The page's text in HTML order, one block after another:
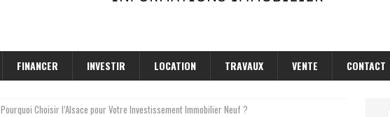
FINANCER INVESTIR LOCATION TRAVAUX VENTE CONTACT
Pourquoi Choisir l’Alsace pour Votre Investissement Immobilier Neuf ?